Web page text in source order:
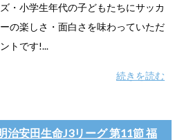
・小学生年代の子どもたちにサッカ
の楽しさ・面白さを味わっていただ
トです!...
続きを読む
治安田生命J3リーグ 第11節 福